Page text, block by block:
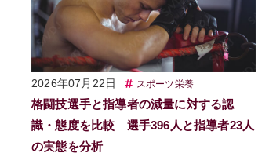
2026年07月22日 スポーツ栄養
格闘技選手と指導者の減量に対する認
識・態度を比較 選手396人と指導者23人
の実態を分析